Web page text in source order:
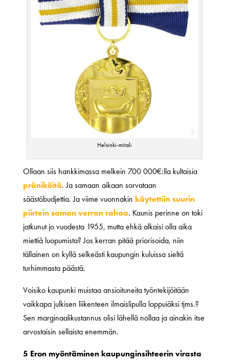
Helsinki-mitali
Ollaan siis hankkimassa melkein 700 000€:lla kultaisia
präniköitä. Ja samaan aikaan sorvataan
säästöbudjettia. Ja viime vuonnakin käytettiin suurin
piirtein saman verran rahaa. Kaunis perinne on toki
jatkunut jo vuodesta 1955, mutta ehkä alkaisi olla aika
miettiä luopumista? Jos kerran pitää priorisoida, niin
tällainen on kyllä selkeästi kaupungin kuluissa sieltä
turhimmasta päästä.
Voisiko kaupunki muistaa ansioituneita työntekijöitään
vaikkapa julkisen liikenteen ilmaislipulla loppuiäksi tjms.?
Sen marginaalikustannus olisi lähellä nollaa ja ainakin itse
arvostaisin sellaista enemmän.
5 Eron myöntäminen kaupunginsihteerin virasta